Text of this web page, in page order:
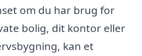
om du har brug for
bolig, dit kontor eller
kan et